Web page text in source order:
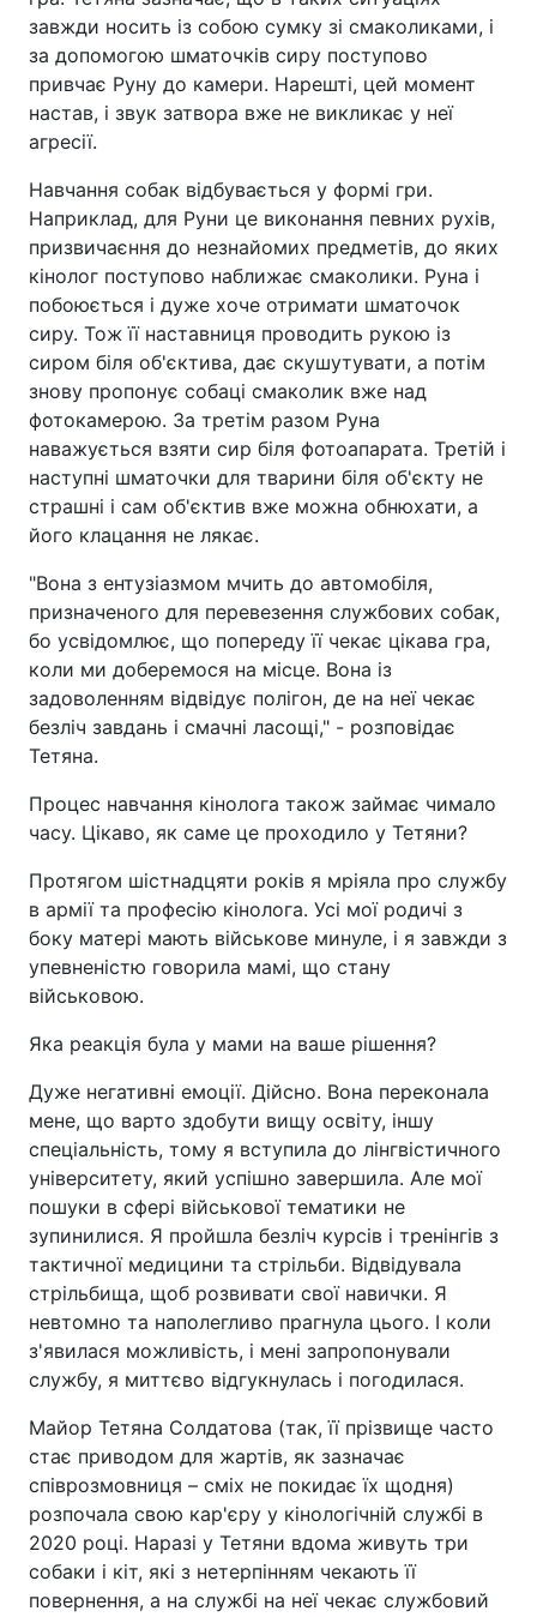
завжди носить із собою сумку зі смаколиками, і
за допомогою шматочків сиру поступово
привчає Руну до камери. Нарешті, цей момент
настав, і звук затвора вже не викликає у неї
агресії.
Навчання собак відбувається у формі гри.
Наприклад, для Руни це виконання певних рухів,
призвичаєння до незнайомих предметів, до яких
кінолог поступово наближає смаколики. Руна і
побоюється і дуже хоче отримати шматочок
сиру. Тож її наставниця проводить рукою із
сиром біля об'єктива, дає скушутувати, а потім
знову пропонує собаці смаколик вже над
фотокамерою. За третім разом Руна
наважується взяти сир біля фотоапарата. Третій і
наступні шматочки для тварини біля об'єкту не
страшні і сам об'єктив вже можна обнюхати, а
його клацання не лякає.
"Вона з ентузіазмом мчить до автомобіля,
призначеного для перевезення службових собак,
бо усвідомлює, що попереду її чекає цікава гра,
коли ми доберемося на місце. Вона із
задоволенням відвідує полігон, де на неї чекає
безліч завдань і смачні ласощі," - розповідає
Тетяна.
Процес навчання кінолога також займає чимало
часу. Цікаво, як саме це проходило у Тетяни?
Протягом шістнадцяти років я мріяла про службу
в армії та професію кінолога. Усі мої родичі з
боку матері мають військове минуле, і я завжди з
упевненістю говорила мамі, що стану
військовою.
Яка реакція була у мами на ваше рішення?
Дуже негативні емоції. Дійсно. Вона переконала
мене, що варто здобути вищу освіту, іншу
спеціальність, тому я вступила до лінгвістичного
університету, який успішно завершила. Але мої
пошуки в сфері військової тематики не
зупинилися. Я пройшла безліч курсів і тренінгів з
тактичної медицини та стрільби. Відвідувала
стрільбища, щоб розвивати свої навички. Я
невтомно та наполегливо прагнула цього. І коли
з'явилася можливість, і мені запропонували
службу, я миттєво відгукнулась і погодилася.
Майор Тетяна Солдатова (так, її прізвище часто
стає приводом для жартів, як зазначає
співрозмовниця – сміх не покидає їх щодня)
розпочала свою кар'єру у кінологічній службі в
2020 році. Наразі у Тетяни вдома живуть три
собаки і кіт, які з нетерпінням чекають її
повернення, а на службі на неї чекає службовий